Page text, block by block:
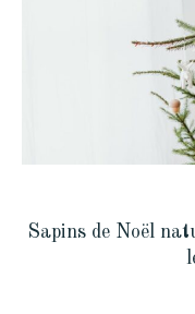
Sapins de Noël